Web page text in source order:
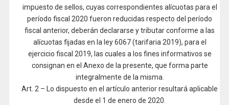
impuesto de sellos, cuyas correspondientes alícuotas para el
período fiscal 2020 fueron reducidas respecto del período
fiscal anterior, deberán declararse y tributar conforme a las
alícuotas fijadas en la ley 6067 (tarifaria 2019), para el
ejercicio fiscal 2019, las cuales a los fines informativos se
consignan en el Anexo de la presente, que forma parte
integralmente de la misma.
Art. 2 – Lo dispuesto en el artículo anterior resultará aplicable
desde el 1 de enero de 2020.